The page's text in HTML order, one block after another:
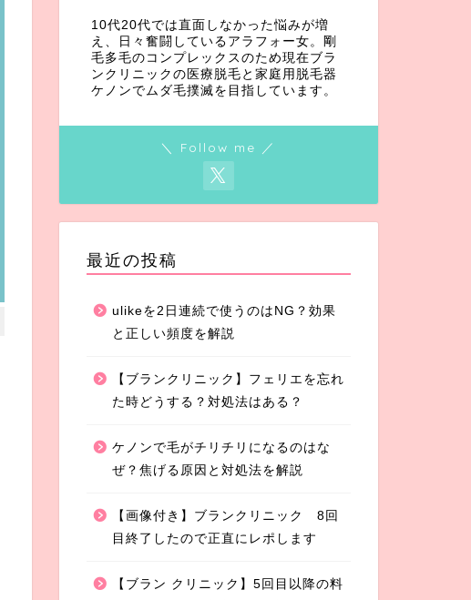
10代20代では直面しなかった悩みが増
え、日々奮闘しているアラフォー女。剛
毛多毛のコンプレックスのため現在ブラ
ンクリニックの医療脱毛と家庭用脱毛器
ケノンでムダ毛撲滅を目指しています。
＼ Follow me ／
最近の投稿
ulikeを2日連続で使うのはNG？効果
と正しい頻度を解説
【ブランクリニック】フェリエを忘れ
た時どうする？対処法はある？
ケノンで毛がチリチリになるのはな
ぜ？焦げる原因と対処法を解説
【画像付き】ブランクリニック 8回
目終了したので正直にレポします
【ブラン クリニック】5回目以降の料